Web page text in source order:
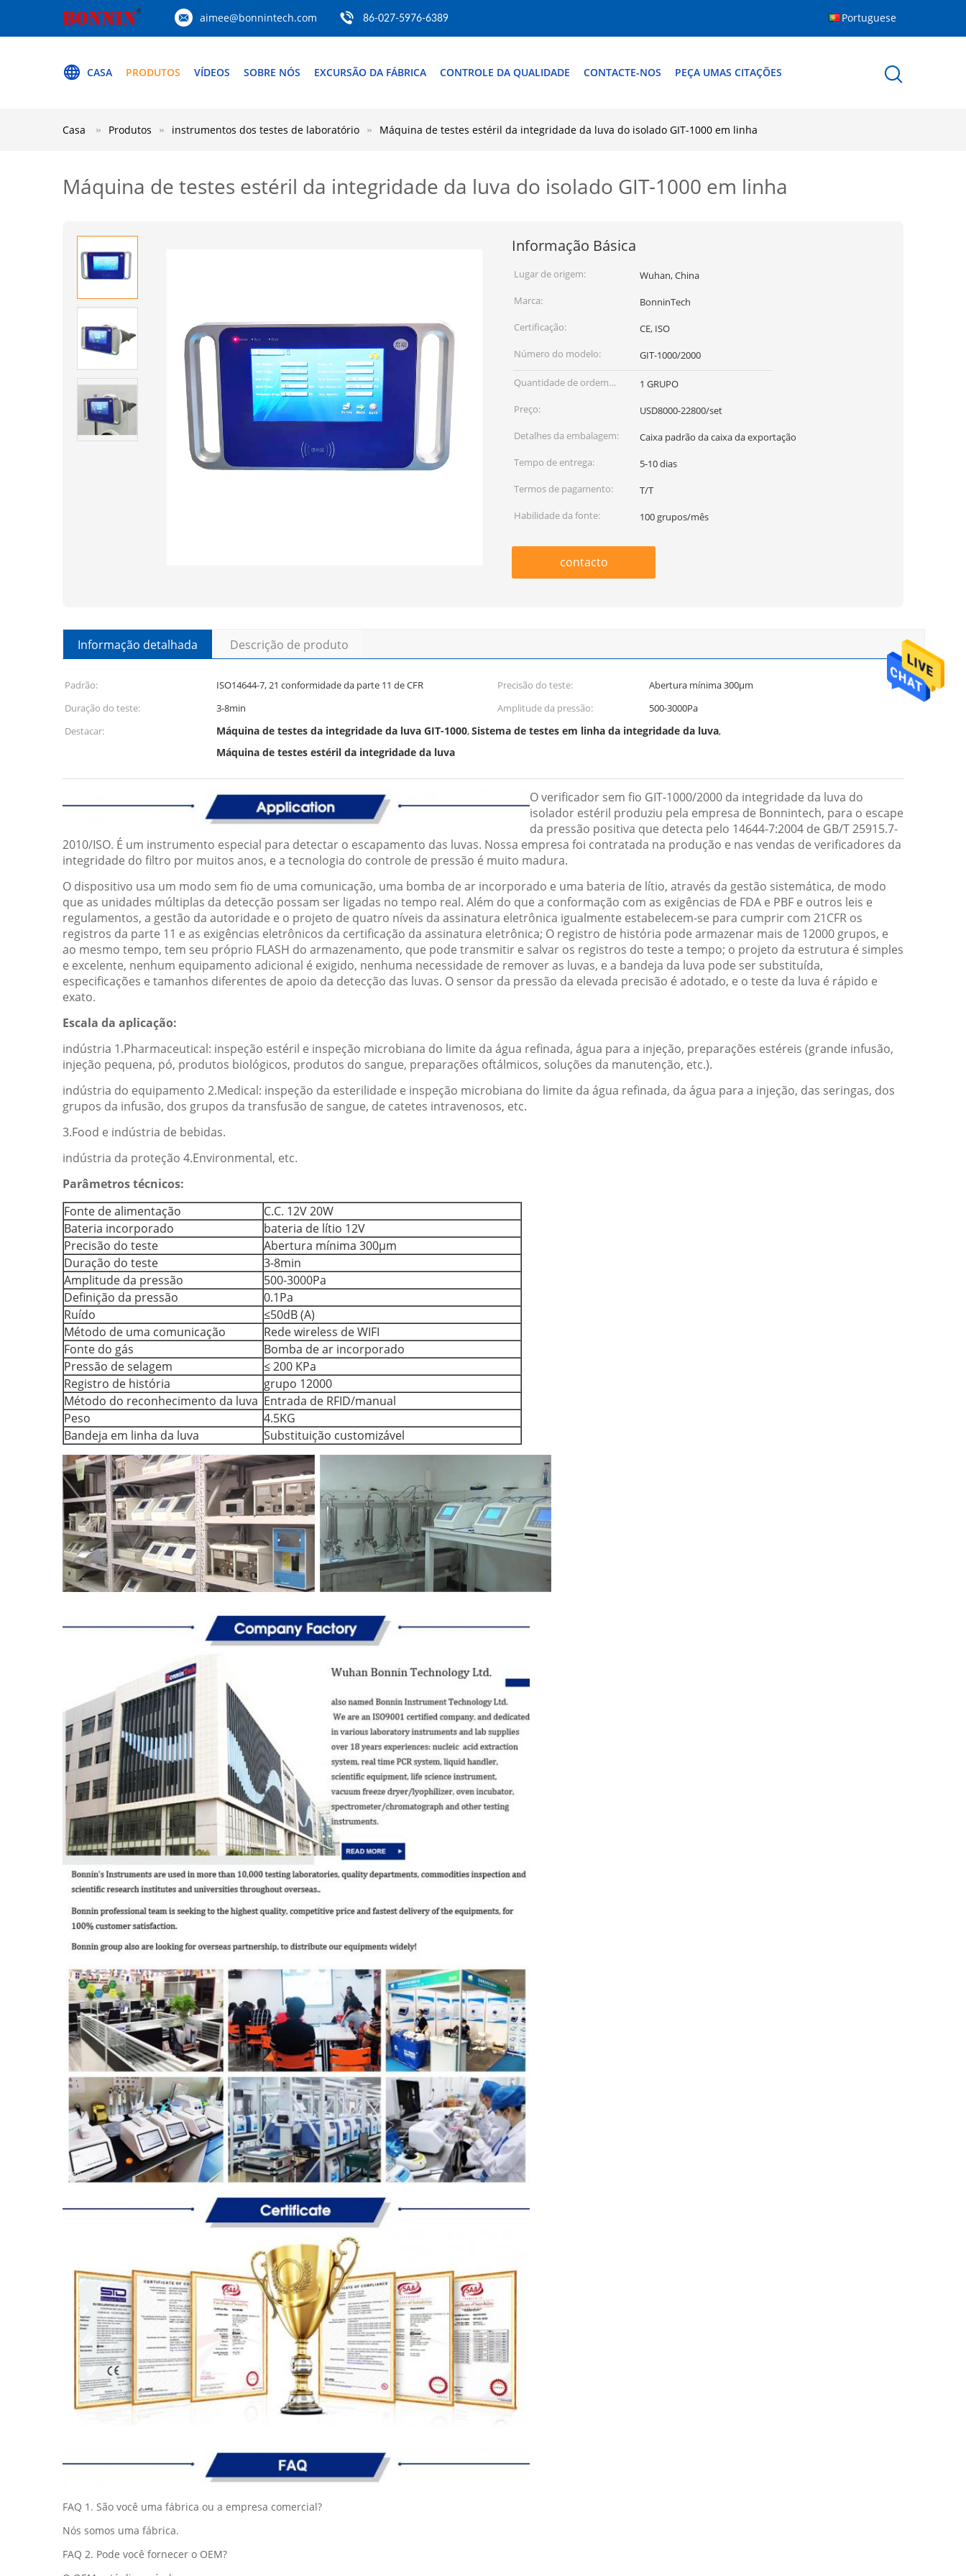
aimee@bonnintech.com 86-027-5976-6389 Portuguese
CASA PRODUTOS VÍDEOS SOBRE NÓS EXCURSÃO DA FÁBRICA CONTROLE DA QUALIDADE CONTACTE-NOS PEÇA UMAS CITAÇÕES
Casa Produtos instrumentos dos testes de laboratório Máquina de testes estéril da integridade da luva do isolado GIT-1000 em linha
Máquina de testes estéril da integridade da luva do isolado GIT-1000 em linha
Informação Básica
Lugar de origem:
Wuhan, China
Marca:
BonninTech
Certificação:
CE, ISO
Número do modelo:
GIT-1000/2000
Quantidade de ordem
mínima:
1 GRUPO
Preço:
USD8000-22800/set
Detalhes da embalagem:
Caixa padrão da caixa da exportação
Tempo de entrega:
5-10 dias
Termos de pagamento:
T/T
Habilidade da fonte:
100 grupos/mês
contacto
Informação detalhada Descrição de produto
Padrão: ISO14644-7, 21 conformidade da parte 11 de CFR Precisão do teste:
Abertura mínima 300μm
Duração do teste:
3-8min Amplitude da pressão:
500-3000Pa
Destacar:
Máquina de testes da integridade da luva GIT-1000,Sistema de testes em linha da integridade da luva,
Máquina de testes estéril da integridade da luva
O verificador sem fio GIT-1000/2000 da integridade da luva do
isolador estéril produziu pela empresa de Bonnintech, para o escape
da pressão positiva que detecta pelo 14644-7:2004 de GB/T 25915.7-
2010/ISO. É um instrumento especial para detectar o escapamento das luvas. Nossa empresa foi contratada na produção e nas vendas de verificadores da
integridade do filtro por muitos anos, e a tecnologia do controle de pressão é muito madura.
O dispositivo usa um modo sem fio de uma comunicação, uma bomba de ar incorporado e uma bateria de lítio, através da gestão sistemática, de modo
que as unidades múltiplas da detecção possam ser ligadas no tempo real. Além do que a conformação com as exigências de FDA e PBF e outros leis e
regulamentos, a gestão da autoridade e o projeto de quatro níveis da assinatura eletrônica igualmente estabelecem-se para cumprir com 21CFR os
registros da parte 11 e as exigências eletrônicos da certificação da assinatura eletrônica; O registro de história pode armazenar mais de 12000 grupos, e
ao mesmo tempo, tem seu próprio FLASH do armazenamento, que pode transmitir e salvar os registros do teste a tempo; o projeto da estrutura é simples
e excelente, nenhum equipamento adicional é exigido, nenhuma necessidade de remover as luvas, e a bandeja da luva pode ser substituída,
especificações e tamanhos diferentes de apoio da detecção das luvas. O sensor da pressão da elevada precisão é adotado, e o teste da luva é rápido e
exato.
Escala da aplicação:
indústria 1.Pharmaceutical: inspeção estéril e inspeção microbiana do limite da água refinada, água para a injeção, preparações estéreis (grande infusão,
injeção pequena, pó, produtos biológicos, produtos do sangue, preparações oftálmicos, soluções da manutenção, etc.).
indústria do equipamento 2.Medical: inspeção da esterilidade e inspeção microbiana do limite da água refinada, da água para a injeção, das seringas, dos
grupos da infusão, dos grupos da transfusão de sangue, de catetes intravenosos, etc.
3.Food e indústria de bebidas.
indústria da proteção 4.Environmental, etc.
Parâmetros técnicos:
Fonte de alimentação
C.C. 12V 20W
Bateria incorporado
bateria de lítio 12V
Precisão do teste
Abertura mínima 300μm
Duração do teste
3-8min
Amplitude da pressão
500-3000Pa
Definição da pressão
0.1Pa
Ruído
≤50dB (A)
Método de uma comunicação
Rede wireless de WIFI
Fonte do gás
Bomba de ar incorporado
Pressão de selagem
≤ 200 KPa
Registro de história
grupo 12000
Método do reconhecimento da luva Entrada de RFID/manual
Peso
4.5KG
Bandeja em linha da luva
Substituição customizável
FAQ 1. São você uma fábrica ou a empresa comercial?
Nós somos uma fábrica.
FAQ 2. Pode você fornecer o OEM?